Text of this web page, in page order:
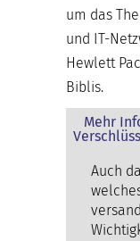
um das
und IT-
Hewlett
Biblis.
Mehr
Auch